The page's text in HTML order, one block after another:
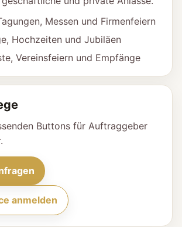
Messen und Firmenfeiern
Hochzeiten und Jubiläen
Vereinsfeiern und Empfänge
Buttons für Auftraggeber
anmelden